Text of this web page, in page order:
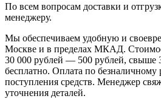
По всем вопросам доставки и
менеджеру.
Мы обеспечиваем удобную и
Москве и в пределах МКАД.
30 000 рублей — 500 рублей, свыше
бесплатно. Оплата по безналичному
поступления средств. Менеджер
уточнения деталей.